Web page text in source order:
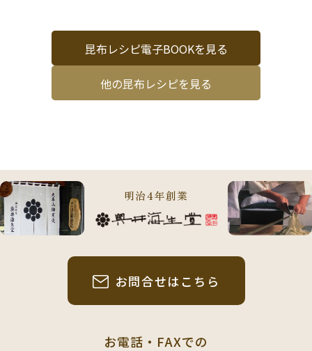
昆布レシピ電子BOOKを見る
他の昆布レシピを見る
明治4年創業
お問合せはこちら
お電話・FAXでの